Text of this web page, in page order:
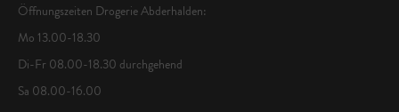
Öffnungszeiten Drogerie Abderhalden:
Mo 13.00-18.30
Di-Fr 08.00-18.30 durchgehend
Sa 08.00-16.00